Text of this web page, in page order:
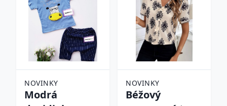
NOVINKY
Modrá
NOVINKY
Béžový